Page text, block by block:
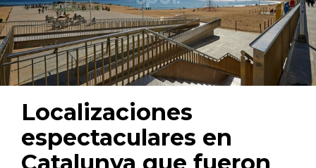
Localizaciones
espectaculares en